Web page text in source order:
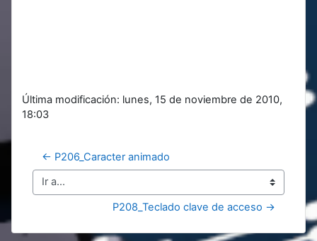
Última modificación: lunes, 15 de noviembre de 2010,
18:03
← P206_Caracter animado
Ir a...
P208_Teclado clave de acceso →